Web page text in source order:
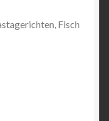
Fisch